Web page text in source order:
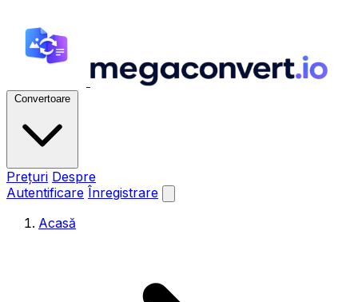
Convertoare
Prețuri Despre
Autentificare Înregistrare
Acasă